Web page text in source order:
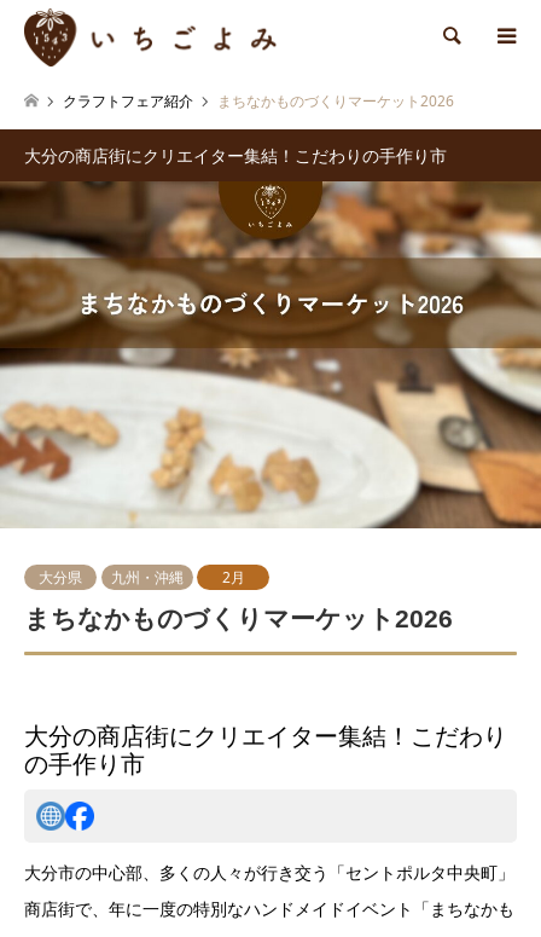
検索
クラフトフェア紹介 まちなかものづくりマーケット2026
大分の商店街にクリエイター集結！こだわりの手作り市
大分県 九州・沖縄 2月
まちなかものづくりマーケット2026
大分の商店街にクリエイター集結！こだわり
の手作り市
大分市の中心部、多くの人々が行き交う「セントポルタ中央町」
商店街で、年に一度の特別なハンドメイドイベント「まちなかも